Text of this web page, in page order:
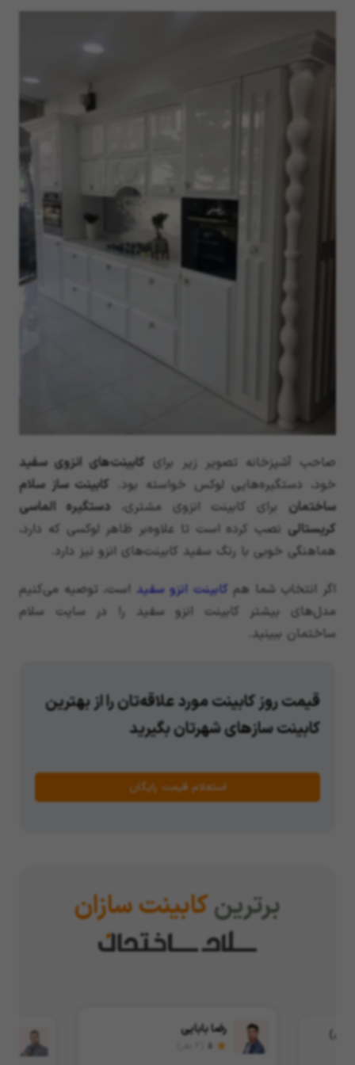
صاحب آشپزخانه تصویر زیر برای کابینت‌های انزوی سفید
خود، دستگیره‌هایی لوکس خواسته بود. کابینت ساز سلام
ساختمان برای کابینت انزوی مشتری،دستگیره الماسی
کریستالی نصب کرده است تا علاوه‌بر ظاهر لوکسی که دارد،
هماهنگی خوبی با رنگ سفید کابینت‌های انزو نیز دارد.
اگر انتخاب شما هم کابینت انزو سفید است، توصیه می‌کنیم
مدل‌های بیشتر کابینت انزو سفید را در سایت سلام
ساختمان ببینید.
قیمت روز کابینت مورد علاقه‌تان را از بهترین
کابینت سازهای شهرتان بگیرید
استعلام قیمت رایگان
برترینکابینت سازان
رضا بابایی
5